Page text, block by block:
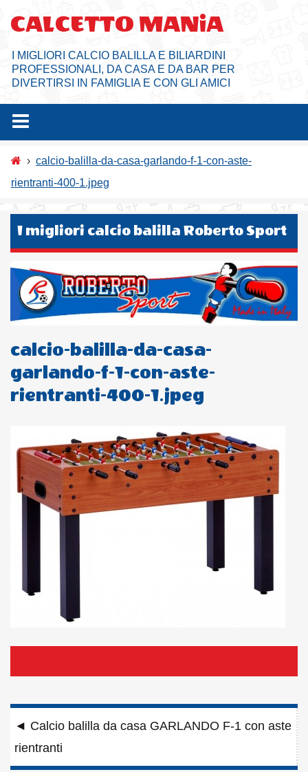
contenuto
CALCETTO MANiA
I MIGLIORI CALCIO BALILLA E BILIARDINI
PROFESSIONALI, DA CASA E DA BAR PER
DIVERTIRSI IN FAMIGLIA E CON GLI AMICI
› calcio-balilla-da-casa-garlando-f-1-con-aste-
rientranti-400-1.jpeg
I migliori calcio balilla Roberto Sport
calcio-balilla-da-casa-
garlando-f-1-con-aste-
rientranti-400-1.jpeg
Navigazione
articoli
◄ Calcio balilla da casa GARLANDO F-1 con aste
rientranti